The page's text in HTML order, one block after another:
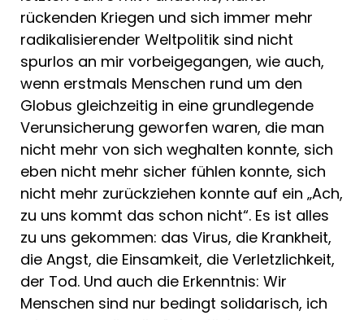
rückenden Kriegen und sich immer mehr
radikalisierender Weltpolitik sind nicht
spurlos an mir vorbeigegangen, wie auch,
wenn erstmals Menschen rund um den
Globus gleichzeitig in eine grundlegende
Verunsicherung geworfen waren, die man
nicht mehr von sich weghalten konnte, sich
eben nicht mehr sicher fühlen konnte, sich
nicht mehr zurückziehen konnte auf ein „Ach,
zu uns kommt das schon nicht“. Es ist alles
zu uns gekommen: das Virus, die Krankheit,
die Angst, die Einsamkeit, die Verletzlichkeit,
der Tod. Und auch die Erkenntnis: Wir
Menschen sind nur bedingt solidarisch, ich